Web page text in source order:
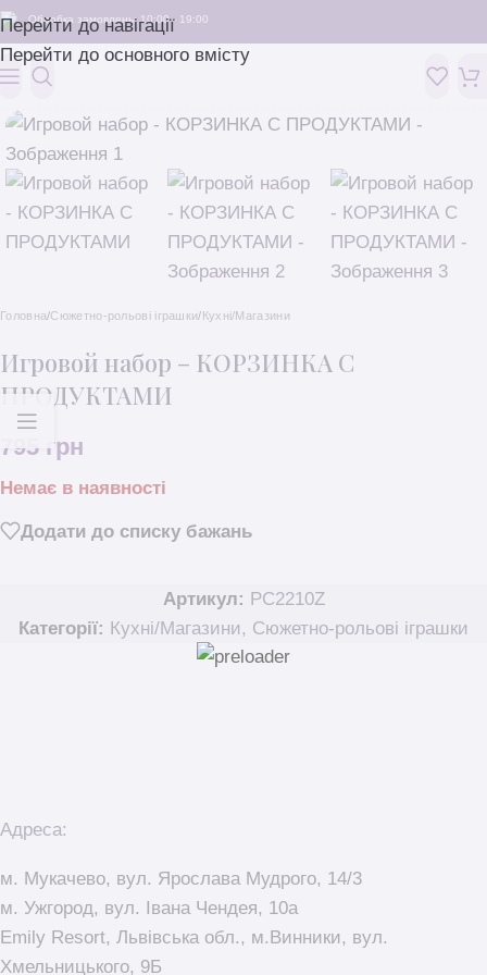
Перейти до навігації
Перейти до основного вмісту
Обробка замовлень: 10:00 - 19:00
Головна/Сюжетно-рольові іграшки/Кухні/Магазини
Игровой набор – КОРЗИНКА С
ПРОДУКТАМИ
795 грн
Немає в наявності
Додати до списку бажань
Артикул: PC2210Z
Категорії: Кухні/Магазини, Сюжетно-рольові іграшки
Адреса:
м. Мукачево, вул. Ярослава Мудрого, 14/3
м. Ужгород, вул. Івана Чендея, 10а
Emily Resort, Львівська обл., м.Винники, вул.
Хмельницького, 9Б